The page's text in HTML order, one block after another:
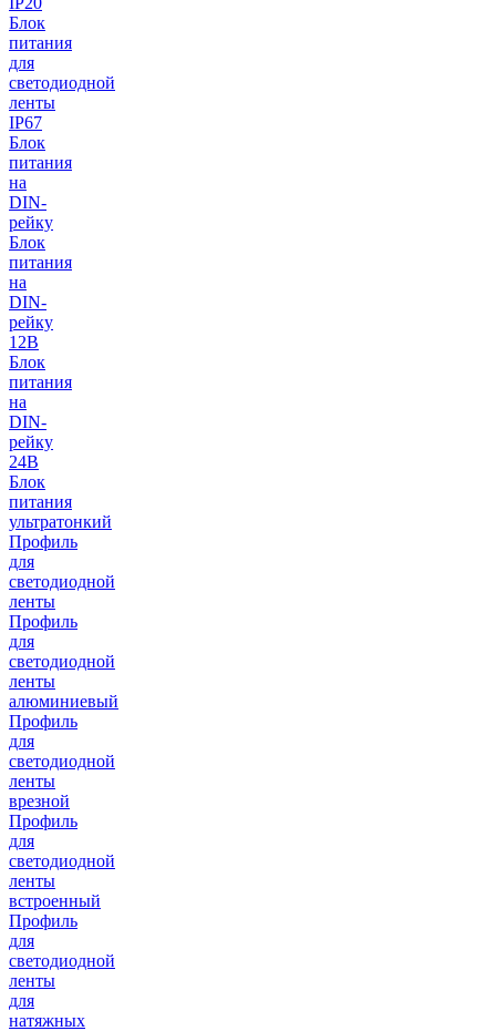
Блок
питания
для
светодиодной
ленты
IP67
Блок
питания
на
DIN-
рейку
Блок
питания
на
DIN-
рейку
12В
Блок
питания
на
DIN-
рейку
24В
Блок
питания
ультратонкий
Профиль
для
светодиодной
ленты
Профиль
для
светодиодной
ленты
алюминиевый
Профиль
для
светодиодной
ленты
врезной
Профиль
для
светодиодной
ленты
встроенный
Профиль
для
светодиодной
ленты
для
натяжных